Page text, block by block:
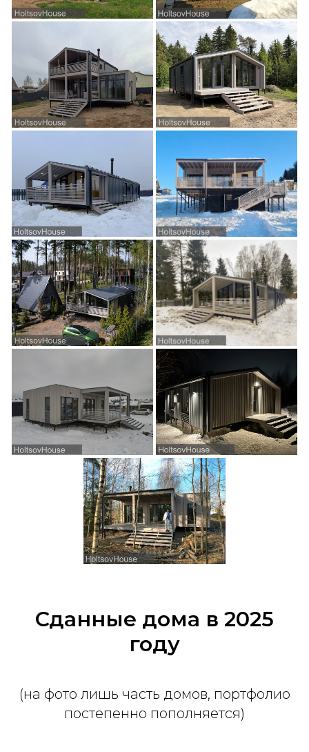
Сданные дома в 2025
году
(на фото лишь часть домов, портфолио
постепенно пополняется)